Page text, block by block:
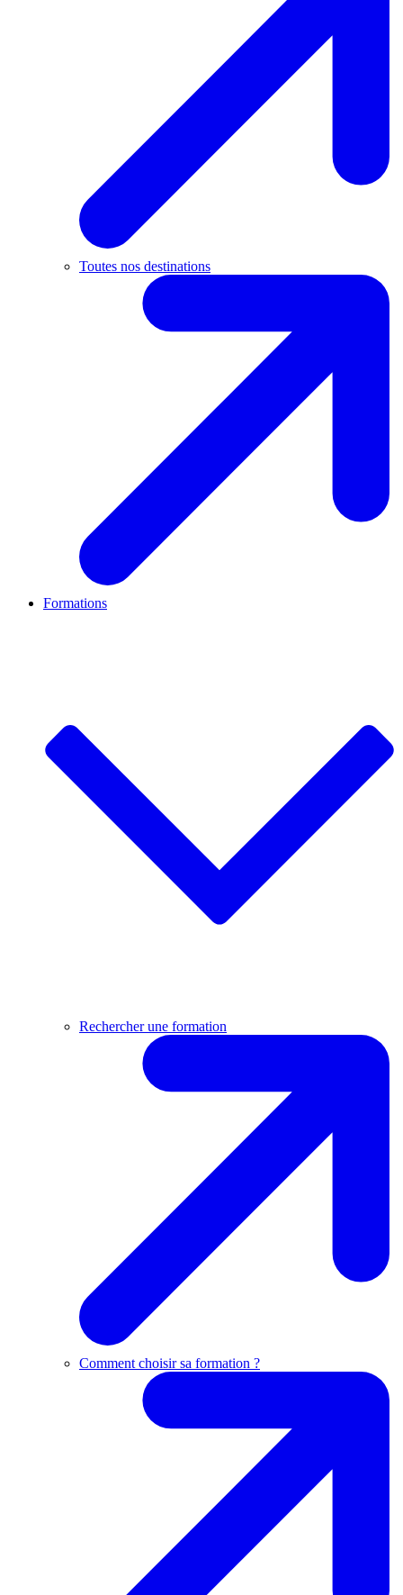
Toutes nos destinations
Formations
Rechercher une formation
Comment choisir sa formation ?